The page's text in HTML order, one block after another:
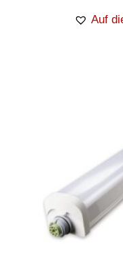
Auf